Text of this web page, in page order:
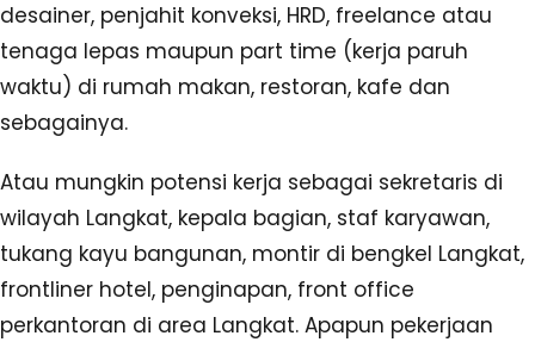
desainer, penjahit konveksi, HRD, freelance atau
tenaga lepas maupun part time (kerja paruh
waktu) di rumah makan, restoran, kafe dan
sebagainya.
Atau mungkin potensi kerja sebagai sekretaris di
wilayah Langkat, kepala bagian, staf karyawan,
tukang kayu bangunan, montir di bengkel Langkat,
frontliner hotel, penginapan, front office
perkantoran di area Langkat. Apapun pekerjaan